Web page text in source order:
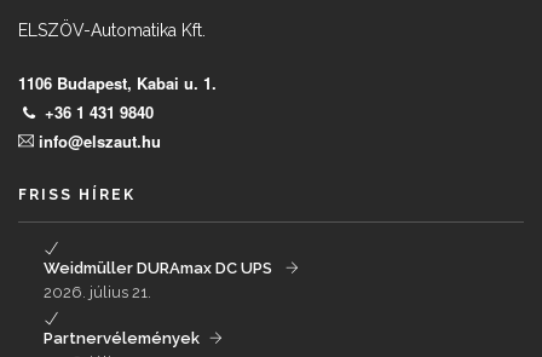
ELSZÖV-Automatika Kft.
1106 Budapest, Kabai u. 1.
+36 1 431 9840
info@elszaut.hu
FRISS HÍREK
Weidmüller DURAmax DC UPS
2026. július 21.
Partnervélemények